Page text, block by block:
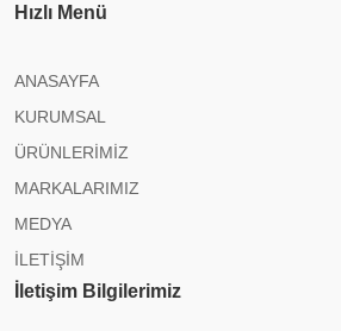
Hızlı Menü
ANASAYFA
KURUMSAL
ÜRÜNLERİMİZ
MARKALARIMIZ
MEDYA
İLETİŞİM
İletişim Bilgilerimiz